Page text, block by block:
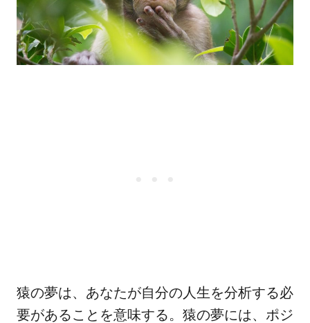
猿の夢は、あなたが自分の人生を分析する必
要があることを意味する。猿の夢には、ポジ